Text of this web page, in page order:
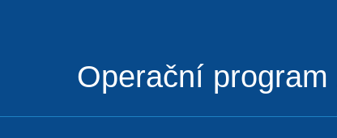
Operační program